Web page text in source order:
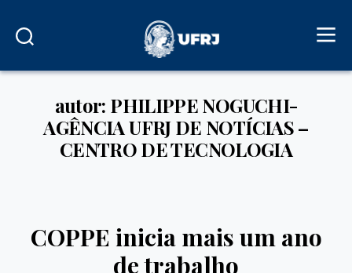
autor: PHILIPPE NOGUCHI-
AGÊNCIA UFRJ DE NOTÍCIAS –
CENTRO DE TECNOLOGIA
COPPE inicia mais um ano
de trabalho